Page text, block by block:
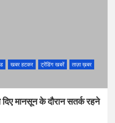
खबर हटकर ट्रेंडिंग खबरें
ताज़ा ख़बर
दिए मानसून के दौरान सतर्क रहने